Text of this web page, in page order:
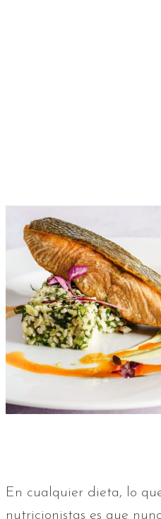
En cualquier dieta, lo
nutricionistas es que